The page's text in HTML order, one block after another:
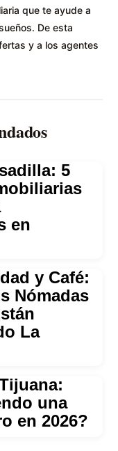
que te ayude a
De esta
y a los agentes
5
en
y Café:
Nómadas
La
una
en 2026?